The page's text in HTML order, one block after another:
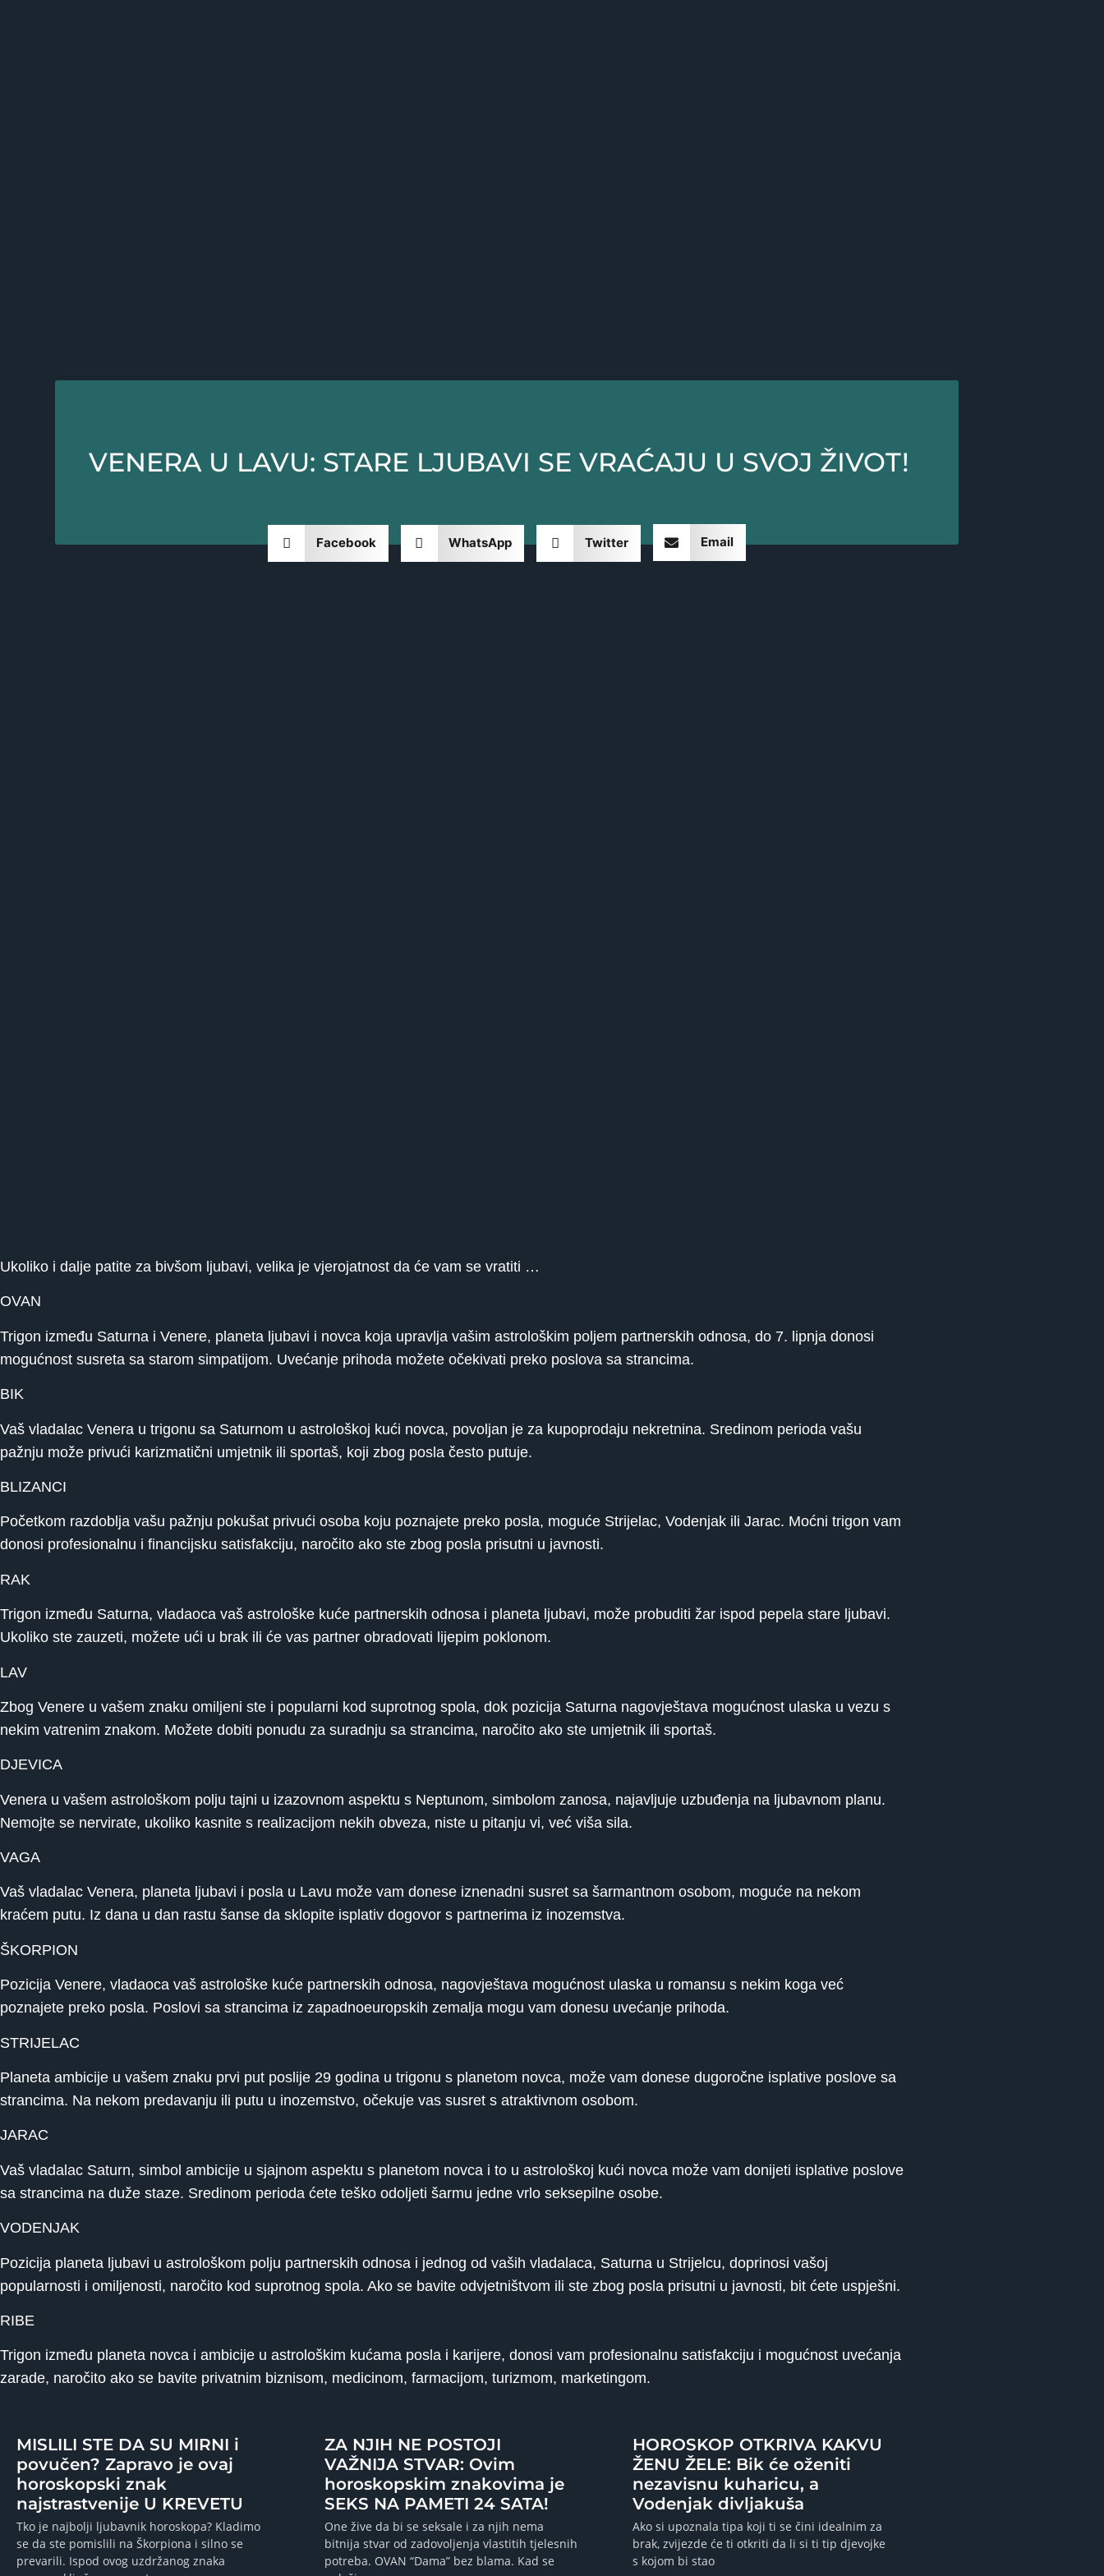
VENERA U LAVU: STARE LJUBAVI SE VRAĆAJU U SVOJ ŽIVOT!
Facebook WhatsApp Twitter Email
Ukoliko i dalje patite za bivšom ljubavi, velika je vjerojatnost da će vam se vratiti …
OVAN
Trigon između Saturna i Venere, planeta ljubavi i novca koja upravlja vašim astrološkim poljem partnerskih odnosa, do 7. lipnja donosi
mogućnost susreta sa starom simpatijom. Uvećanje prihoda možete očekivati ​​preko poslova sa strancima.
BIK
Vaš vladalac Venera u trigonu sa Saturnom u astrološkoj kući novca, povoljan je za kupoprodaju nekretnina. Sredinom perioda vašu
pažnju može privući karizmatični umjetnik ili sportaš, koji zbog posla često putuje.
BLIZANCI
Početkom razdoblja vašu pažnju pokušat privući osoba koju poznajete preko posla, moguće Strijelac, Vodenjak ili Jarac. Moćni trigon vam
donosi profesionalnu i financijsku satisfakciju, naročito ako ste zbog posla prisutni u javnosti.
RAK
Trigon između Saturna, vladaoca vaš astrološke kuće partnerskih odnosa i planeta ljubavi, može probuditi žar ispod pepela stare ljubavi.
Ukoliko ste zauzeti, možete ući u brak ili će vas partner obradovati lijepim poklonom.
LAV
Zbog Venere u vašem znaku omiljeni ste i popularni kod suprotnog spola, dok pozicija Saturna nagovještava mogućnost ulaska u vezu s
nekim vatrenim znakom. Možete dobiti ponudu za suradnju sa strancima, naročito ako ste umjetnik ili sportaš.
DJEVICA
Venera u vašem astrološkom polju tajni u izazovnom aspektu s Neptunom, simbolom zanosa, najavljuje uzbuđenja na ljubavnom planu.
Nemojte se nervirate, ukoliko kasnite s realizacijom nekih obveza, niste u pitanju vi, već viša sila.
VAGA
Vaš vladalac Venera, planeta ljubavi i posla u Lavu može vam donese iznenadni susret sa šarmantnom osobom, moguće na nekom
kraćem putu. Iz dana u dan rastu šanse da sklopite isplativ dogovor s partnerima iz inozemstva.
ŠKORPION
Pozicija Venere, vladaoca vaš astrološke kuće partnerskih odnosa, nagovještava mogućnost ulaska u romansu s nekim koga već
poznajete preko posla. Poslovi sa strancima iz zapadnoeuropskih zemalja mogu vam donesu uvećanje prihoda.
STRIJELAC
Planeta ambicije u vašem znaku prvi put poslije 29 godina u trigonu s planetom novca, može vam donese dugoročne isplative poslove sa
strancima. Na nekom predavanju ili putu u inozemstvo, očekuje vas susret s atraktivnom osobom.
JARAC
Vaš vladalac Saturn, simbol ambicije u sjajnom aspektu s planetom novca i to u astrološkoj kući novca može vam donijeti isplative poslove
sa strancima na duže staze. Sredinom perioda ćete teško odoljeti šarmu jedne vrlo seksepilne osobe.
VODENJAK
Pozicija planeta ljubavi u astrološkom polju partnerskih odnosa i jednog od vaših vladalaca, Saturna u Strijelcu, doprinosi vašoj
popularnosti i omiljenosti, naročito kod suprotnog spola. Ako se bavite odvjetništvom ili ste zbog posla prisutni u javnosti, bit ćete uspješni.
RIBE
Trigon između planeta novca i ambicije u astrološkim kućama posla i karijere, donosi vam profesionalnu satisfakciju i mogućnost uvećanja
zarade, naročito ako se bavite privatnim biznisom, medicinom, farmacijom, turizmom, marketingom.
MISLILI STE DA SU MIRNI i
povučen? Zapravo je ovaj
horoskopski znak
najstrastvenije U KREVETU
Tko je najbolji ljubavnik horoskopa? Kladimo
se da ste pomislili na Škorpiona i silno se
prevarili. Ispod ovog uzdržanog znaka
ZA NJIH NE POSTOJI
VAŽNIJA STVAR: Ovim
horoskopskim znakovima je
SEKS NA PAMETI 24 SATA!
One žive da bi se seksale i za njih nema
bitnija stvar od zadovoljenja vlastitih tjelesnih
potreba. OVAN “Dama” bez blama. Kad se
HOROSKOP OTKRIVA KAKVU
ŽENU ŽELE: Bik će oženiti
nezavisnu kuharicu, a
Vodenjak divljakuša
Ako si upoznala tipa koji ti se čini idealnim za
brak, zvijezde će ti otkriti da li si ti tip djevojke
s kojom bi stao